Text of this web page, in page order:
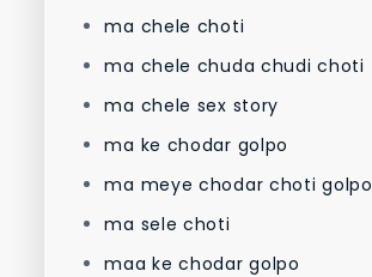
ma chele choti
ma chele chuda chudi choti
ma chele sex story
ma ke chodar golpo
ma meye chodar choti golpo
ma sele choti
maa ke chodar golpo